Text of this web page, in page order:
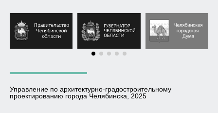
Управление по архитектурно-градостроительному
проектированию города Челябинска, 2025